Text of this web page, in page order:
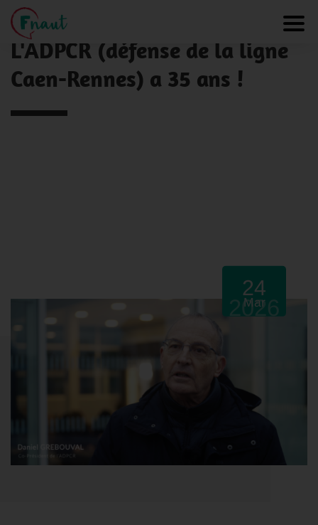
Panneau de gestion des cookies
NOS ACTUALITÉS
L'ADPCR (défense de la ligne
Caen-Rennes) a 35 ans !
24
Mar
2026